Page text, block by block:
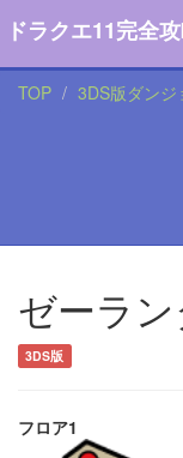
ドラクエ11完全
TOP 3DS版ダンジ
ゼーラ
3DS版
フロア1